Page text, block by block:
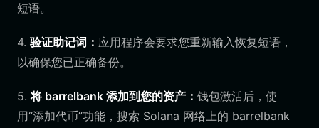
短语。
4. 验证助记词： 应用程序会要求您重新输入恢复短语，
以确保您已正确备份。
5.将 barrelbank 添加到您的资产： 钱包激活后，使
用“添加代币”功能，搜索 Solana 网络上的 barrelbank